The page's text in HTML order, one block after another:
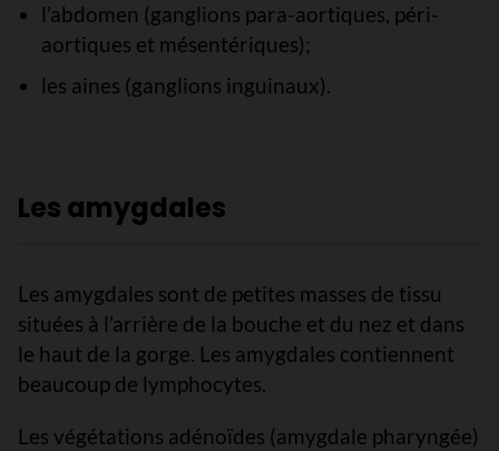
l’abdomen (ganglions para-aortiques, péri-
aortiques et mésentériques);
les aines (ganglions inguinaux).
Les amygdales
Les amygdales sont de petites masses de tissu
situées à l’arrière de la bouche et du nez et dans
le haut de la gorge. Les amygdales contiennent
beaucoup de lymphocytes.
Les végétations adénoïdes (amygdale pharyngée)